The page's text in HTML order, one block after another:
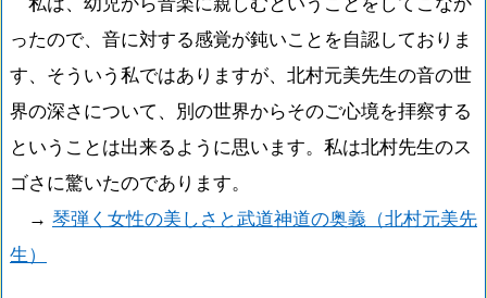
ったので、音に対する感覚が鈍いことを自認しておりま
す、そういう私ではありますが、北村元美先生の音の世
界の深さについて、別の世界からそのご心境を拝察する
ということは出来るように思います。私は北村先生のス
ゴさに驚いたのであります。
→ 琴弾く女性の美しさと武道神道の奥義（北村元美先
生）